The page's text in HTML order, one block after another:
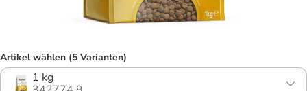
Artikel wählen (5 Varianten)
1 kg